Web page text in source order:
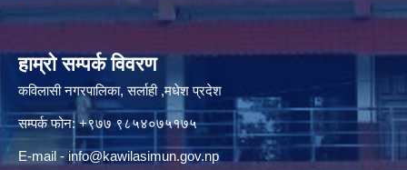
हाम्रो सम्पर्क विवरण
कविलासी नगरपालिका, सर्लाही ,मधेश प्रदेश
सम्पर्क फोन: +९७७ ९८५४०७५१७५
E-mail -info@kawilasimun.gov.np